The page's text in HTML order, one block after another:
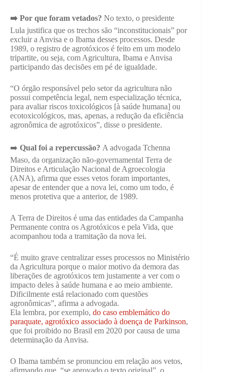
➡️ Por que foram vetados? No texto, o presidente
Lula justifica que os trechos são “inconstitucionais” por
excluir a Anvisa e o Ibama desses processos. Desde
1989, o registro de agrotóxicos é feito em um modelo
tripartite, ou seja, com Agricultura, Ibama e Anvisa
participando das decisões em pé de igualdade.
“O órgão responsável pelo setor da agricultura não
possui competência legal, nem especialização técnica,
para avaliar riscos toxicológicos [à saúde humana] ou
ecotoxicológicos, mas, apenas, a redução da eficiência
agronômica de agrotóxicos”, disse o presidente.
➡️ Qual foi a repercussão? A advogada Tchenna
Maso, da organização não-governamental Terra de
Direitos e Articulação Nacional de Agroecologia
(ANA), afirma que esses vetos foram importantes,
apesar de entender que a nova lei, como um todo, é
menos protetiva que a anterior, de 1989.
A Terra de Direitos é uma das entidades da Campanha
Permanente contra os Agrotóxicos e pela Vida, que
acompanhou toda a tramitação da nova lei.
“É muito grave centralizar esses processos no Ministério
da Agricultura porque o maior motivo da demora das
liberações de agrotóxicos tem justamente a ver com o
impacto deles à saúde humana e ao meio ambiente.
Dificilmente está relacionado com questões
agronômicas”, afirma a advogada.
Ela lembra, por exemplo, do caso emblemático do
paraquate, agrotóxico associado à doença de Parkinson,
que foi proibido no Brasil em 2020 por causa de uma
determinação da Anvisa.
O Ibama também se pronunciou em relação aos vetos,
afirmando que, “se aprovado o texto original”, o